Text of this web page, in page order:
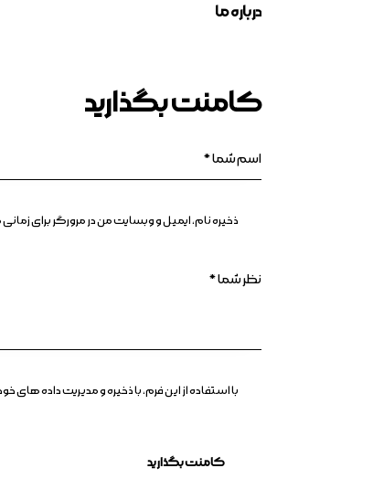
درباره ما
کامنت بگذارید
ذخیره نام، ایمیل و وبسایت من در مرورگر برای
با استفاده از این فرم، با ذخیره و مدیریت داده